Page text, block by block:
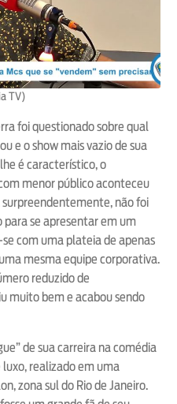
TV)
foi questionado sobre qual
e o show mais vazio de sua
é característico, o
menor público aconteceu
não foi
se apresentar em um
com uma plateia de apenas
mesma equipe corporativa.
reduzido de
muito bem e acabou sendo
de sua carreira na comédia
realizado em uma
zona sul do Rio de Janeiro.